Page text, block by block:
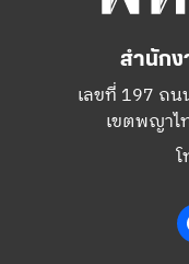
สำนักง
เลขที่ 197 ถน
เขตพญาไ